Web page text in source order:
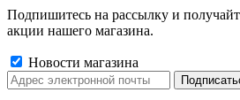
Подпишитесь на рассылку и
акции нашего магазина.
Новости магазина